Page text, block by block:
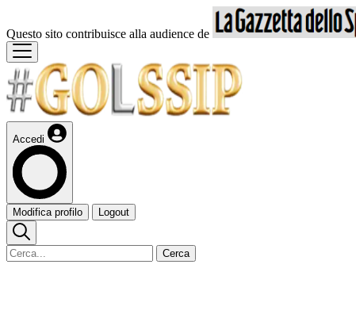
Questo sito contribuisce alla audience de
Accedi
Modifica profilo Logout
Cerca